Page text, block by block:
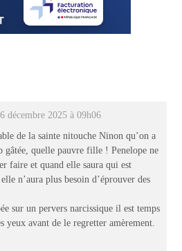
décembre 2025 à 09h06
de la sainte nitouche Ninon qu’on a
gâtée, quelle pauvre fille ! Penelope ne
faire et quand elle saura qui est
n’aura plus besoin d’éprouver des
sur un pervers narcissique il est temps
yeux avant de le regretter amèrement.